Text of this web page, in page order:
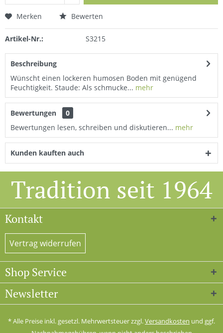
Merken Bewerten
Artikel-Nr.: S3215
Beschreibung
Wünscht einen lockeren humosen Boden mit genügend
Feuchtigkeit. Staude: Als schmucke... mehr
Bewertungen
0
Bewertungen lesen, schreiben und diskutieren... mehr
Kunden kauften auch
Tradition seit 1964
Kontakt
Vertrag widerrufen
Shop Service
Newsletter
* Alle Preise inkl. gesetzl. Mehrwertsteuer zzgl.Versandkosten und ggf.